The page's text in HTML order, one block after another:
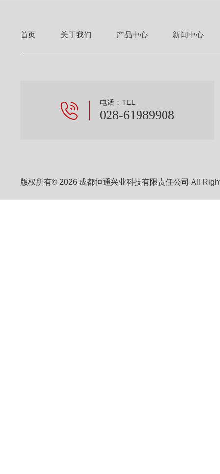
首页 关于我们 产品中心 新闻中心
电话：TEL
028-61989908
版权所有© 2026 成都恒通兴业科技有限责任公司 All